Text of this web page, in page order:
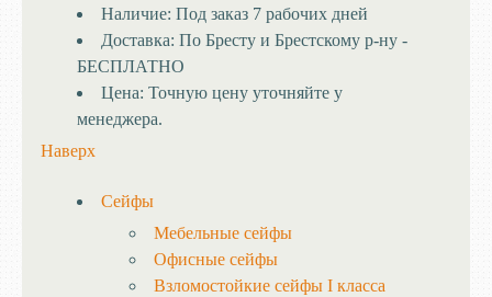
Наличие: Под заказ 7 рабочих дней
Доставка: По Бресту и Брестскому р-ну -
БЕСПЛАТНО
Цена: Точную цену уточняйте у
менеджера.
Наверх
Сейфы
Мебельные сейфы
Офисные сейфы
Взломостойкие сейфы I класса